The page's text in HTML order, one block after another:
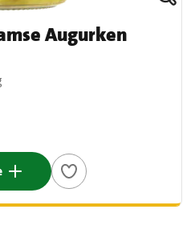
Augurken